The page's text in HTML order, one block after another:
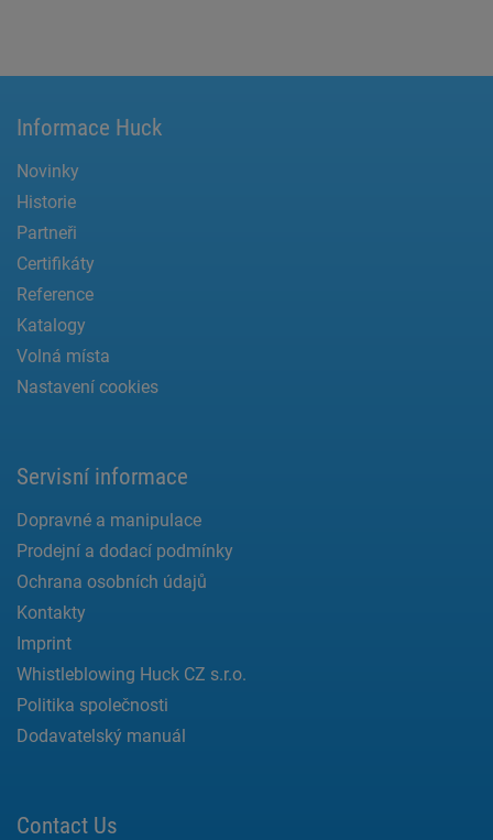
Informace Huck
Novinky
Historie
Partneři
Certifikáty
Reference
Katalogy
Volná místa
Nastavení cookies
Servisní informace
Dopravné a manipulace
Prodejní a dodací podmínky
Ochrana osobních údajů
Kontakty
Imprint
Whistleblowing Huck CZ s.r.o.
Politika společnosti
Dodavatelský manuál
Contact Us